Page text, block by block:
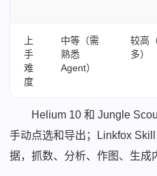
上
手
难
度
中等（需
熟悉
Agent）
较高
多）
Helium 10 和 Jungle
手动点选和导出；Linkfox
据，抓数、分析、作图、生成